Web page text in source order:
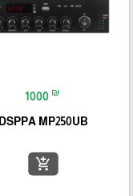
1000 ₪
DSPPA MP250UB
add_shopping_cart